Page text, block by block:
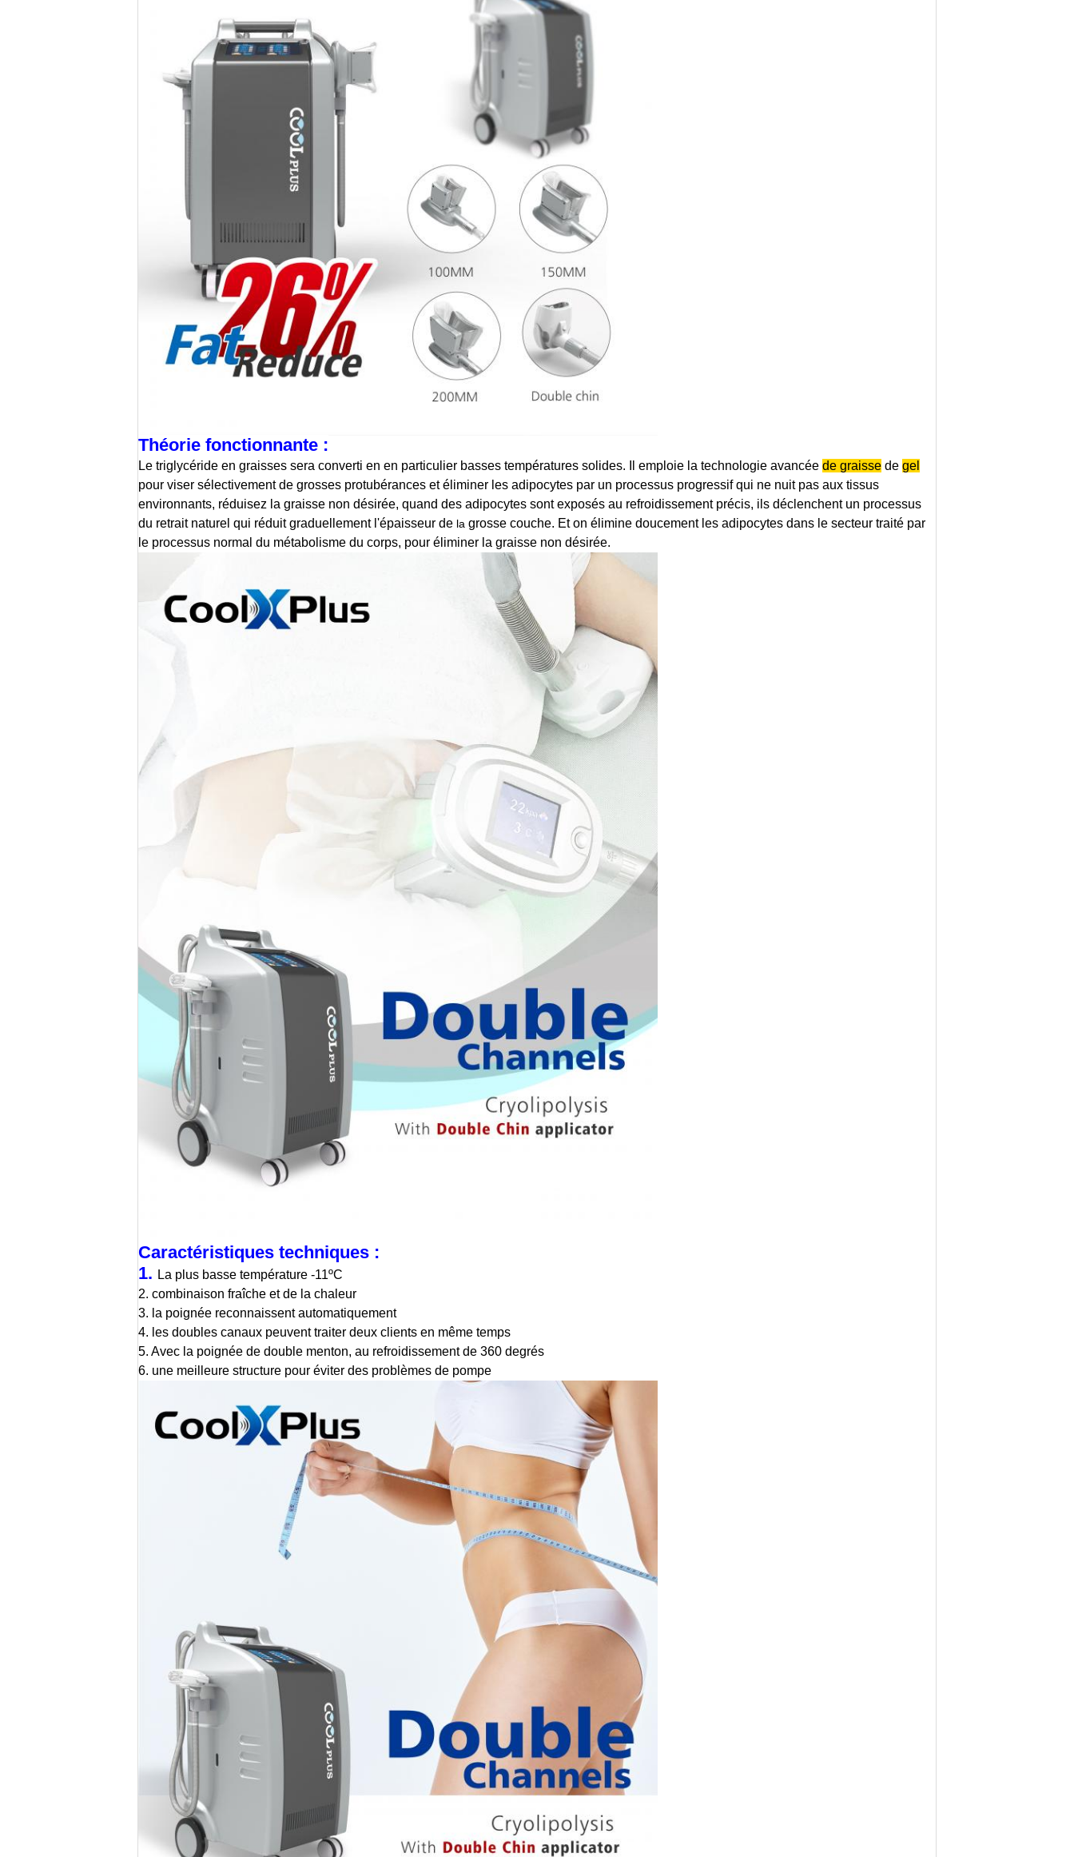
Théorie fonctionnante :
Le triglycéride en graisses sera converti en en particulier basses températures solides. Il emploie la technologie avancée de graisse de gel
pour viser sélectivement de grosses protubérances et éliminer les adipocytes par un processus progressif qui ne nuit pas aux tissus
environnants, réduisez la graisse non désirée, quand des adipocytes sont exposés au refroidissement précis, ils déclenchent un processus
du retrait naturel qui réduit graduellement l'épaisseur de la grosse couche. Et on élimine doucement les adipocytes dans le secteur traité par
le processus normal du métabolisme du corps, pour éliminer la graisse non désirée.
Caractéristiques techniques :
1. La plus basse température -11ºC
2. combinaison fraîche et de la chaleur
3. la poignée reconnaissent automatiquement
4. les doubles canaux peuvent traiter deux clients en même temps
5. Avec la poignée de double menton, au refroidissement de 360 degrés
6. une meilleure structure pour éviter des problèmes de pompe